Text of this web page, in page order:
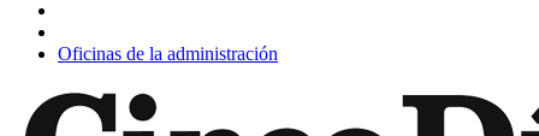
Oficinas de la administración